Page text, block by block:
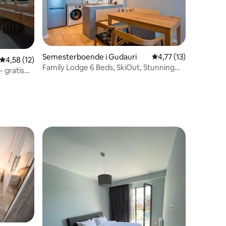
4,58 av 5 i genomsnittligt betyg, 12 omdömen
4,58 (12)
gratis
Semesterboende i Gudauri 4,77 av 5 i
4,77 (13)
Family Lodge 6 Beds, SkiOut, Stunning